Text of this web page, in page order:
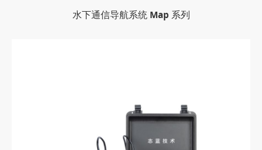
水下通信导航系统 Map 系列